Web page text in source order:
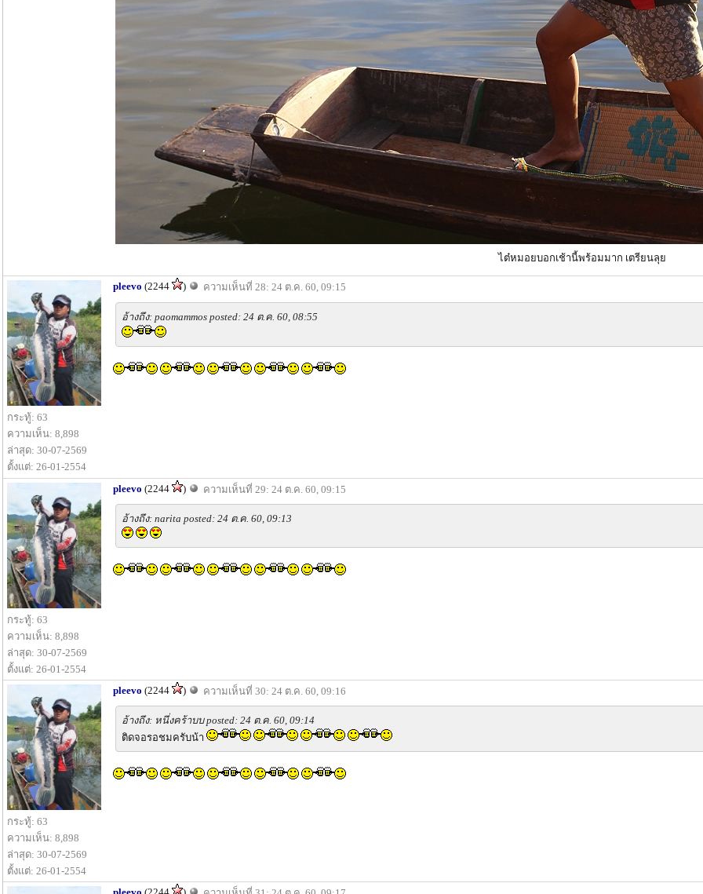
ไต๋หมอยบอกเช้านี้พร้อมมาก เตรียนลุย
กระทู้: 63
ความเห็น: 8,898
ล่าสุด: 30-07-2569
ตั้งแต่: 26-01-2554
pleevo (2244 ) ความเห็นที่ 28: 24 ต.ค. 60, 09:15
อ้างถึง: paomammos posted: 24 ต.ค. 60, 08:55
กระทู้: 63
ความเห็น: 8,898
ล่าสุด: 30-07-2569
ตั้งแต่: 26-01-2554
pleevo (2244 ) ความเห็นที่ 29: 24 ต.ค. 60, 09:15
อ้างถึง: narita posted: 24 ต.ค. 60, 09:13
กระทู้: 63
ความเห็น: 8,898
ล่าสุด: 30-07-2569
ตั้งแต่: 26-01-2554
pleevo (2244 ) ความเห็นที่ 30: 24 ต.ค. 60, 09:16
อ้างถึง: หนึ่งคร้าบบ posted: 24 ต.ค. 60, 09:14
ติดจอรอชมครับน้า